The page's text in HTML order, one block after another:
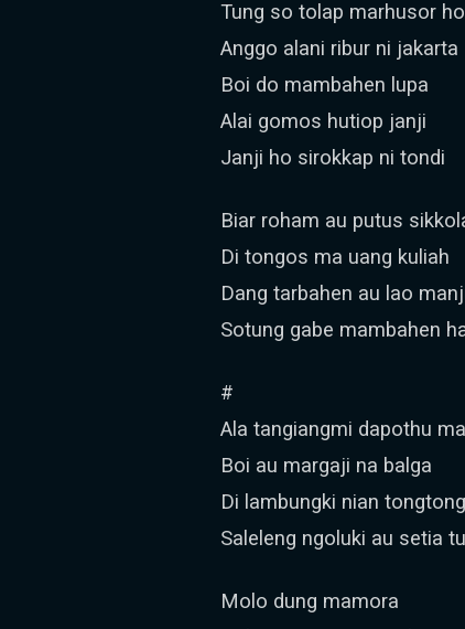
Tung so tolap marhusor
Anggo alani ribur ni jakarta
Boi do mambahen lupa
Alai gomos hutiop janji
Janji ho sirokkap ni tondi
Biar roham au putus
Di tongos ma uang kuliah
Dang tarbahen au lao
Sotung gabe mambahen
#
Ala tangiangmi dapothu
Boi au margaji na balga
Di lambungki nian
Saleleng ngoluki au setia
Molo dung mamora